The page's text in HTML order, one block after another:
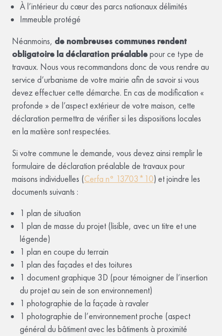
À l’intérieur du cœur des parcs nationaux délimités
Immeuble protégé
Néanmoins, de nombreuses communes rendent
obligatoire la déclaration préalablepour ce type de
travaux. Nous vous recommandons donc de vous rendre au
service d’urbanisme de votre mairie afin de savoir si vous
devez effectuer cette démarche. En cas de modification «
profonde » de l’aspect extérieur de votre maison, cette
déclaration permettra de vérifier si les dispositions locales
en la matière sont respectées.
Si votre commune le demande, vous devez ainsi remplir le
formulaire de déclaration préalable de travaux pour
maisons individuelles (Cerfa n° 13703*10) et joindre les
documents suivants :
1 plan de situation
1 plan de masse du projet (lisible, avec un titre et une
légende)
1 plan en coupe du terrain
1 plan des façades et des toitures
1 document graphique 3D (pour témoigner de l’insertion
du projet au sein de son environnement)
1 photographie de la façade à ravaler
1 photographie de l’environnement proche (aspect
général du bâtiment avec les bâtiments à proximité